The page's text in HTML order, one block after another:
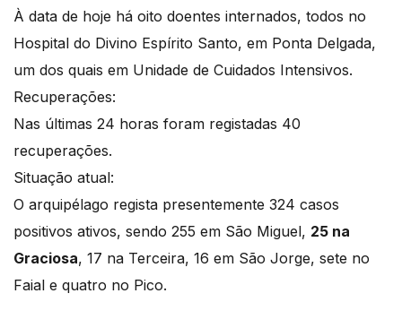
À data de hoje há oito doentes internados, todos no
Hospital do Divino Espírito Santo, em Ponta Delgada,
um dos quais em Unidade de Cuidados Intensivos.
Recuperações:
Nas últimas 24 horas foram registadas 40
recuperações.
Situação atual:
O arquipélago regista presentemente 324 casos
positivos ativos, sendo 255 em São Miguel, 25 na
Graciosa, 17 na Terceira, 16 em São Jorge, sete no
Faial e quatro no Pico.